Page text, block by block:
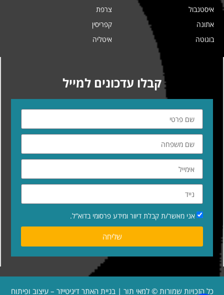
איסטנבול
אתונה
בוגוטה
צרפת
קפריסין
איטליה
קבלו עדכונים למייל
אני מאשר/ת קבלת דיוור ומידע פרסומי בדוא”ל.
שליחה
כל הזכויות שמורות © למאי תור | בניית האתר דיגיטייזר – עיצוב ופיתוח